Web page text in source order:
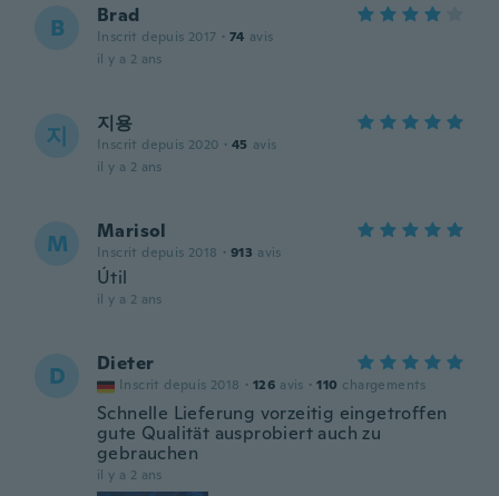
B Brad
Inscrit depuis 2017 · 74 avis
il y a 2 ans
지 지용
Inscrit depuis 2020 · 45 avis
il y a 2 ans
M Marisol
Inscrit depuis 2018 · 913 avis
Útil
il y a 2 ans
D Dieter
Inscrit depuis 2018 · 126 avis · 110 chargements
Schnelle Lieferung vorzeitig eingetroffen
gute Qualität ausprobiert auch zu
gebrauchen
il y a 2 ans